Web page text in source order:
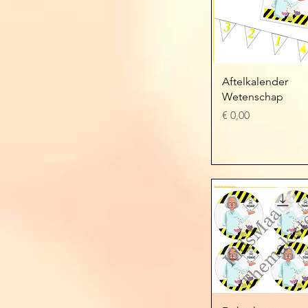
Snel overzicht
Aftelkalender
Wetenschap
Prijs
€ 0,00